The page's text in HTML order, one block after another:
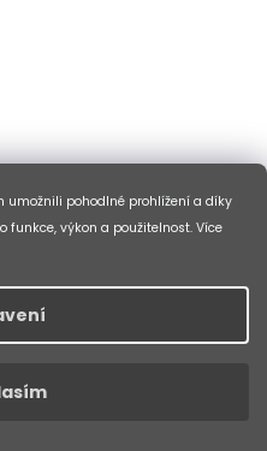
umožnili pohodlné prohlížení a díky
funkce, výkon a použitelnost. Více
PLAST SE ZÁSTĚRKOU
GRIP-TYPE